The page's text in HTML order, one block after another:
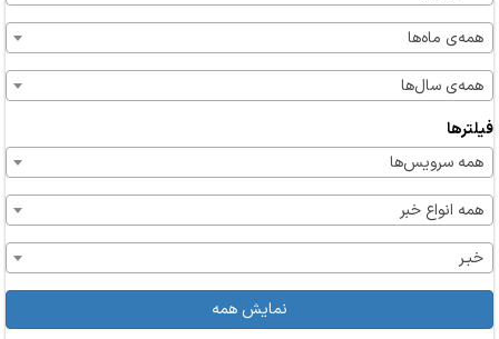
همه‌ی ماه‌ها
همه‌ی سال‌ها
فیلترها
همه سرویس‌ها
همه انواع خبر
خبـر
نمایش همه